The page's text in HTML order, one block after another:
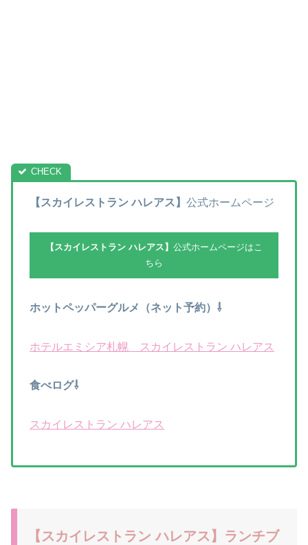
【スカイレストラン ハレアス】 公式ホームページ
【スカイレストラン ハレアス】 公式ホームページはこ
ちら
ホットペッパーグルメ（ネット予約）⇩
ホテルエミシア札幌 スカイレストラン ハレアス
食べログ⇩
スカイレストラン ハレアス
【スカイレストラン ハレアス】ランチブ